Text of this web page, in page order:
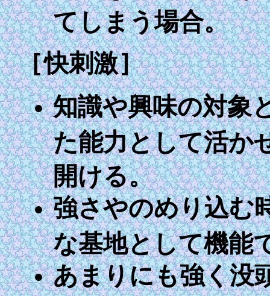
てしまう場合。
[快刺激]
知識や興味の対象
た能力として活か
開ける。
強さやのめり込む
な基地として機能
あまりにも強く没